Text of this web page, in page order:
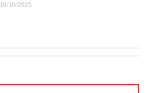
10/10/2025